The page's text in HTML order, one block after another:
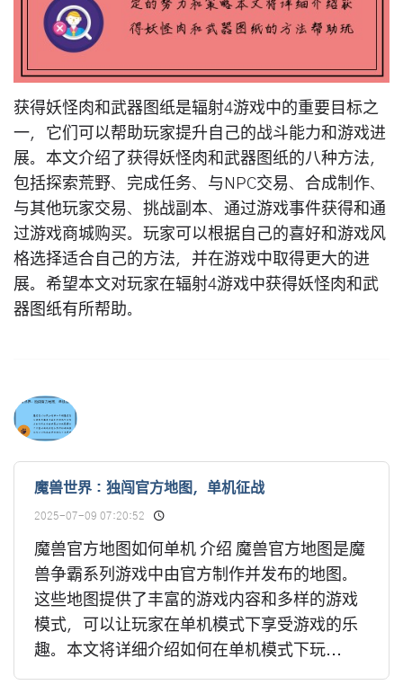
获得妖怪肉和武器图纸是辐射4游戏中的重要目标之
一，它们可以帮助玩家提升自己的战斗能力和游戏进
展。本文介绍了获得妖怪肉和武器图纸的八种方法，
包括探索荒野、完成任务、与NPC交易、合成制作、
与其他玩家交易、挑战副本、通过游戏事件获得和通
过游戏商城购买。玩家可以根据自己的喜好和游戏风
格选择适合自己的方法，并在游戏中取得更大的进
展。希望本文对玩家在辐射4游戏中获得妖怪肉和武
器图纸有所帮助。
魔兽世界：独闯官方地图，单机征战
2025-07-09 07:20:52
魔兽官方地图如何单机 介绍 魔兽官方地图是魔
兽争霸系列游戏中由官方制作并发布的地图。
这些地图提供了丰富的游戏内容和多样的游戏
模式，可以让玩家在单机模式下享受游戏的乐
趣。本文将详细介绍如何在单机模式下玩...